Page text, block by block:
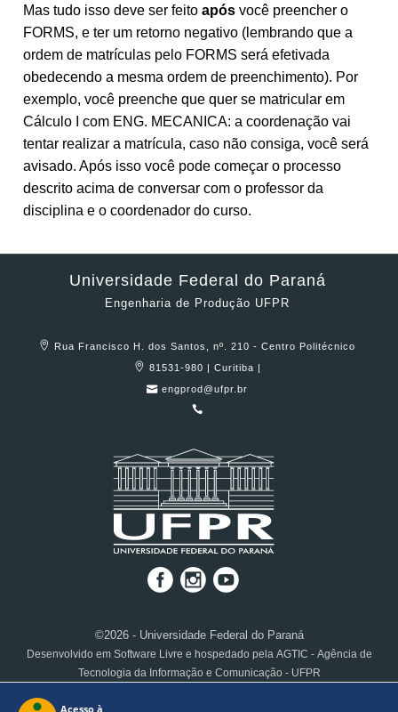
Mas tudo isso deve ser feito após você preencher o
FORMS, e ter um retorno negativo (lembrando que a
ordem de matrículas pelo FORMS será efetivada
obedecendo a mesma ordem de preenchimento). Por
exemplo, você preenche que quer se matricular em
Cálculo I com ENG. MECANICA: a coordenação vai
tentar realizar a matrícula, caso não consiga, você será
avisado. Após isso você pode começar o processo
descrito acima de conversar com o professor da
disciplina e o coordenador do curso.
Universidade Federal do Paraná
Engenharia de Produção UFPR
Rua Francisco H. dos Santos, nº. 210 - Centro Politécnico
81531-980 | Curitiba |
engprod@ufpr.br
©2026 - Universidade Federal do Paraná
Desenvolvido em Software Livre e hospedado pela AGTIC - Agência de
Tecnologia da Informação e Comunicação - UFPR